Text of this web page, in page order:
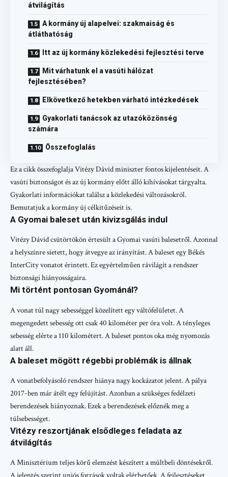
átvilágítás
A kormány új alapelvei: szakmaiság és
átláthatóság
Itt az új kormány közlekedési fejlesztési terve
Mit várhatunk el a vasúti hálózat
fejlesztésében?
Elkövetkező hetekben várható intézkedések
Gyakorlati tanácsok az utazóközönség
számára
Összefoglalás
Ez a cikk összefoglalja Vitézy Dávid miniszter fontos kijelentéseit. A
vasúti biztonságot és az új kormány előtt álló kihívásokat tárgyalta.
Gyakorlati információkat találsz a közlekedési változásokról.
Bemutatjuk a kormány új célkitűzéseit is.
A Gyomai baleset után kivizsgálás indul
Vitézy Dávid csütörtökön értesült a Gyomai vasúti balesetről. Azonnal
a helyszínre sietett, hogy átvegye az irányítást. A baleset egy Békés
InterCity vonatot érintett. Ez egyértelműen rávilágít a rendszer
biztonsági hiányosságaira.
Mi történt pontosan Gyománál?
A vonat túl nagy sebességgel közelített egy váltófelületet. A
megengedett sebesség ott csak 40 kilométer per óra volt. A tényleges
sebesség elérte a 110 kilométert. A baleset pontos oka még nyomozás
alatt áll.
A baleset mögött régebbi problémák is állnak
A vonatbefolyásoló rendszer hiánya nagy kockázatot jelent. A pálya
2017-ben már átélt egy felújítást. Azonban a szükséges fedélzeti
berendezések hiányoznak. Ezek a berendezések előznék meg a
túlsebességet.
Vitézy reszortjának elsődleges feladata az
átvilágítás
A Minisztérium teljes körű elemzést készített a múltbeli döntésekről.